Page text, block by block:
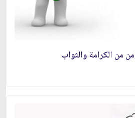
من الكرامة والثواب